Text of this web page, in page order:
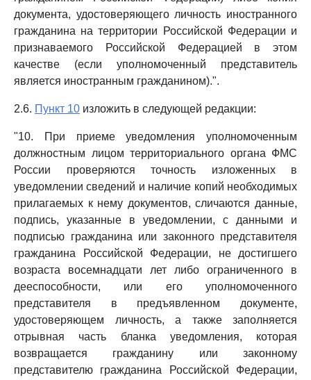
документа, удостоверяющего личность иностранного
гражданина на территории Российской Федерации и
признаваемого Российской Федерацией в этом
качестве (если уполномоченный представитель
является иностранным гражданином).".
2.6. Пункт 10 изложить в следующей редакции:
"10. При приеме уведомления уполномоченным
должностным лицом территориального органа ФМС
России проверяются точность изложенных в
уведомлении сведений и наличие копий необходимых
прилагаемых к нему документов, сличаются данные,
подпись, указанные в уведомлении, с данными и
подписью гражданина или законного представителя
гражданина Российской Федерации, не достигшего
возраста восемнадцати лет либо ограниченного в
дееспособности, или его уполномоченного
представителя в предъявленном документе,
удостоверяющем личность, а также заполняется
отрывная часть бланка уведомления, которая
возвращается гражданину или законному
представителю гражданина Российской Федерации,